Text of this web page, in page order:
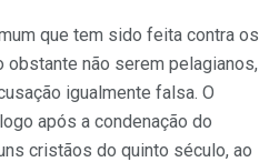
que tem sido feita contra os
obstante não serem pelagianos,
igualmente falsa. O
após a condenação do
cristãos do quinto século, ao